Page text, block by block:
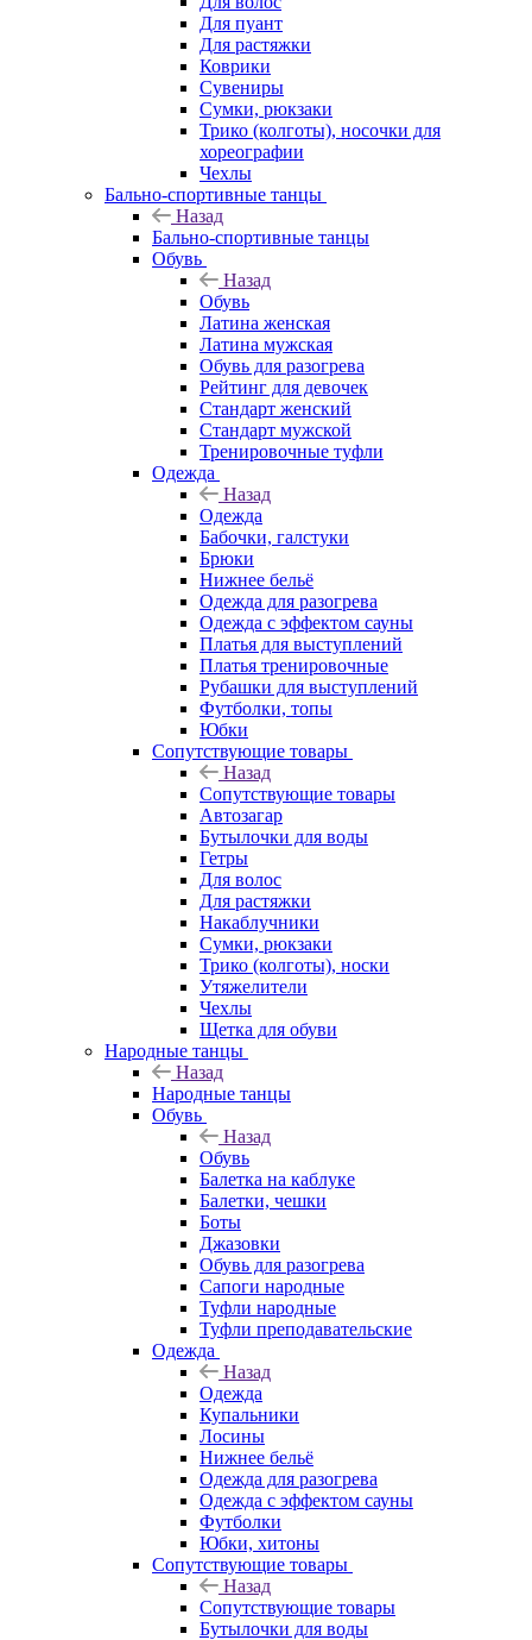
Для пуант
Для растяжки
Коврики
Сувениры
Сумки, рюкзаки
Трико (колготы), носочки для
хореографии
Чехлы
Бально-спортивные танцы
Назад
Бально-спортивные танцы
Обувь
Назад
Обувь
Латина женская
Латина мужская
Обувь для разогрева
Рейтинг для девочек
Стандарт женский
Стандарт мужской
Тренировочные туфли
Одежда
Назад
Одежда
Бабочки, галстуки
Брюки
Нижнее бельё
Одежда для разогрева
Одежда с эффектом сауны
Платья для выступлений
Платья тренировочные
Рубашки для выступлений
Футболки, топы
Юбки
Сопутствующие товары
Назад
Сопутствующие товары
Автозагар
Бутылочки для воды
Гетры
Для волос
Для растяжки
Накаблучники
Сумки, рюкзаки
Трико (колготы), носки
Утяжелители
Чехлы
Щетка для обуви
Народные танцы
Назад
Народные танцы
Обувь
Назад
Обувь
Балетка на каблуке
Балетки, чешки
Боты
Джазовки
Обувь для разогрева
Сапоги народные
Туфли народные
Туфли преподавательские
Одежда
Назад
Одежда
Купальники
Лосины
Нижнее бельё
Одежда для разогрева
Одежда с эффектом сауны
Футболки
Юбки, хитоны
Сопутствующие товары
Назад
Сопутствующие товары
Бутылочки для воды